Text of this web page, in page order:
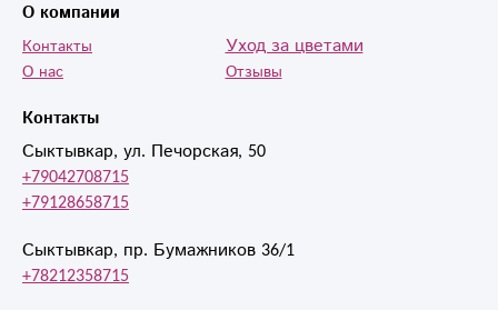
Контакты
Сыктывкар, ул. Печорская, 50
+79042708715
+79128658715
Сыктывкар, пр. Бумажников 36/1
+78212358715
О компании
Контакты
О нас
Уход за цветами
Отзывы